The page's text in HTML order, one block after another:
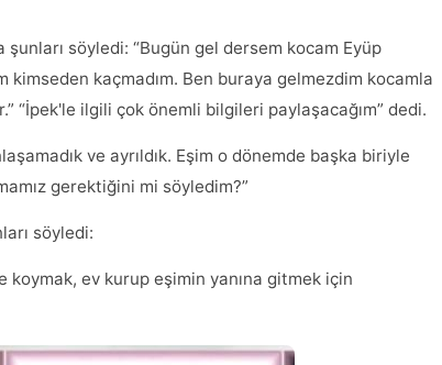
söyledi: “Bugün gel dersem kocam Eyüp
kimseden kaçmadım. Ben buraya gelmezdim kocamla
“İpek'le ilgili çok önemli bilgileri paylaşacağım” dedi.
ve ayrıldık. Eşim o dönemde başka biriyle
gerektiğini mi söyledim?”
söyledi:
koymak, ev kurup eşimin yanına gitmek için